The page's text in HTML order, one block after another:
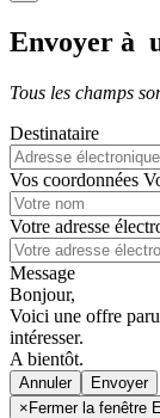
Envoyer à
Tous les champs
Destinataire
Vos coordonnées
Votre adresse
Message
Bonjour,
Voici une offre
intéresser.
A bientôt.
Annuler
× Fermer la fenêtre